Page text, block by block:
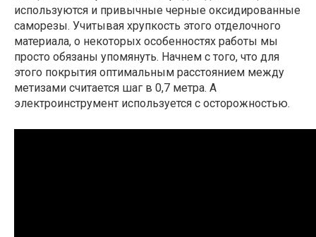
используются и привычные черные оксидированные
саморезы. Учитывая хрупкость этого отделочного
материала, о некоторых особенностях работы мы
просто обязаны упомянуть. Начнем с того, что для
этого покрытия оптимальным расстоянием между
метизами считается шаг в 0,7 метра. А
электроинструмент используется с осторожностью.